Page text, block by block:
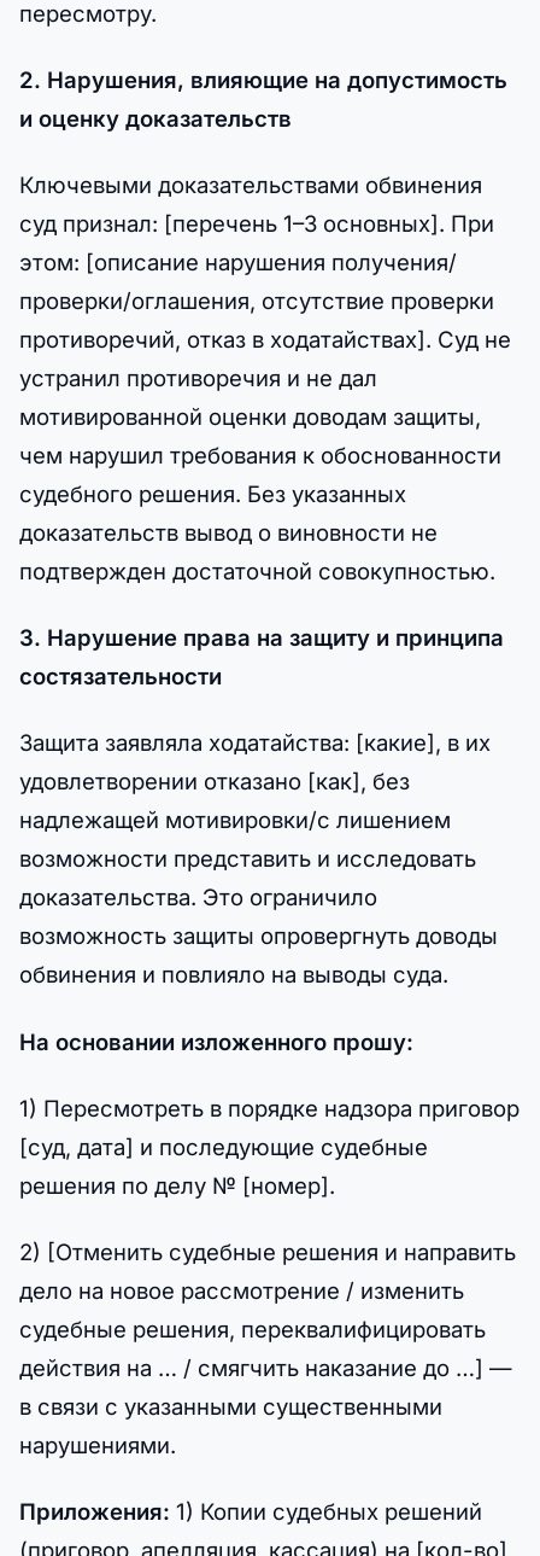
пересмотру.
2. Нарушения, влияющие на допустимость
и оценку доказательств
Ключевыми доказательствами обвинения
суд признал: [перечень 1–3 основных]. При
этом: [описание нарушения получения/
проверки/оглашения, отсутствие проверки
противоречий, отказ в ходатайствах]. Суд не
устранил противоречия и не дал
мотивированной оценки доводам защиты,
чем нарушил требования к обоснованности
судебного решения. Без указанных
доказательств вывод о виновности не
подтвержден достаточной совокупностью.
3. Нарушение права на защиту и принципа
состязательности
Защита заявляла ходатайства: [какие], в их
удовлетворении отказано [как], без
надлежащей мотивировки/с лишением
возможности представить и исследовать
доказательства. Это ограничило
возможность защиты опровергнуть доводы
обвинения и повлияло на выводы суда.
На основании изложенного прошу:
1) Пересмотреть в порядке надзора приговор
[суд, дата] и последующие судебные
решения по делу № [номер].
2) [Отменить судебные решения и направить
дело на новое рассмотрение / изменить
судебные решения, переквалифицировать
действия на … / смягчить наказание до …] —
в связи с указанными существенными
нарушениями.
Приложения: 1) Копии судебных решений
(приговор, апелляция, кассация) на [кол-во]